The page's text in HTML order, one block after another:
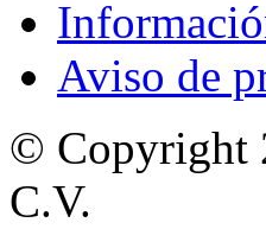
Aviso de
© Copyright
C.V.